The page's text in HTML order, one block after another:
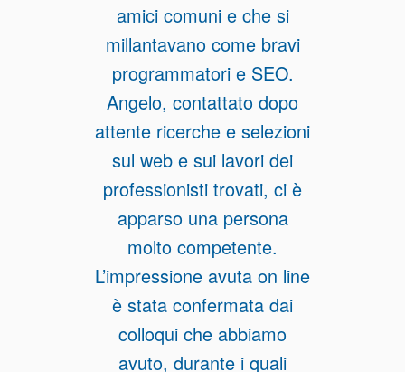
amici comuni e che si
millantavano come bravi
programmatori e SEO.
Angelo, contattato dopo
attente ricerche e selezioni
sul web e sui lavori dei
professionisti trovati, ci è
apparso una persona
molto competente.
L’impressione avuta on line
è stata confermata dai
colloqui che abbiamo
avuto, durante i quali